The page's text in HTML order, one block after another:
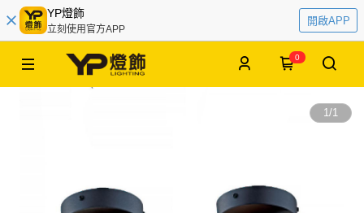
YP燈飾
立刻使用官方APP
開啟APP
0
1/1